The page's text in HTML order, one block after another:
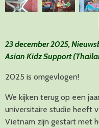
23 december 2025,
Asian Kidz Support
2025 is omgevlogen!
We kijken terug op een
universitaire studie heeft
Vietnam zijn gestart met